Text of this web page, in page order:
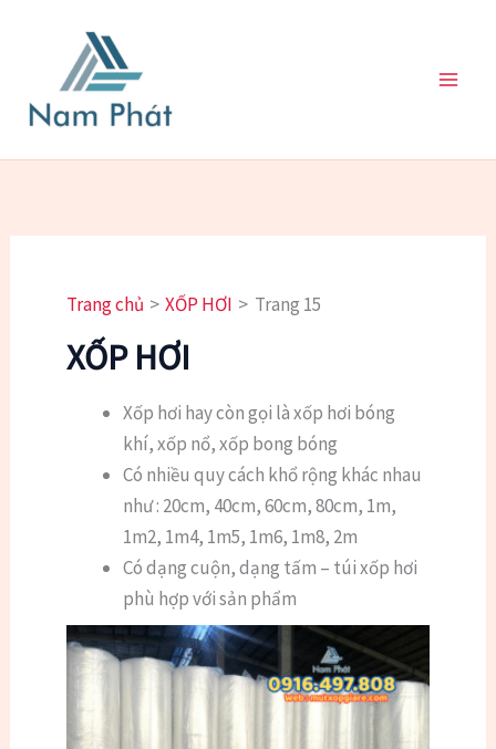
dung
Trang chủ XỐP HƠI Trang 15
XỐP HƠI
Xốp hơi hay còn gọi là xốp hơi bóng
khí, xốp nổ, xốp bong bóng
Có nhiều quy cách khổ rộng khác nhau
như : 20cm, 40cm, 60cm, 80cm, 1m,
1m2, 1m4, 1m5, 1m6, 1m8, 2m
Có dạng cuộn, dạng tấm – túi xốp hơi
phù hợp với sản phẩm